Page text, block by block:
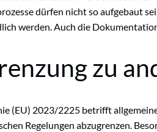
dürfen nicht so aufgebaut
werden. Auch die
zu
(EU) 2023/2225 betrifft
Regelungen abzugrenzen.